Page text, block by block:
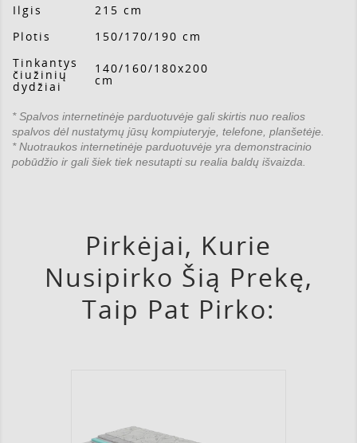
Ilgis
215 cm
Plotis
150/170/190 cm
Tinkantys
čiužinių
dydžiai
140/160/180x200
cm
*Spalvos internetinėje parduotuvėje gali skirtis nuo realios
spalvos dėl nustatymų jūsų kompiuteryje, telefone, planšetėje.
*Nuotraukos internetinėje parduotuvėje yra demonstracinio
pobūdžio ir gali šiek tiek nesutapti su realia baldų išvaizda.
Pirkėjai, Kurie
Nusipirko Šią Prekę,
Taip Pat Pirko: